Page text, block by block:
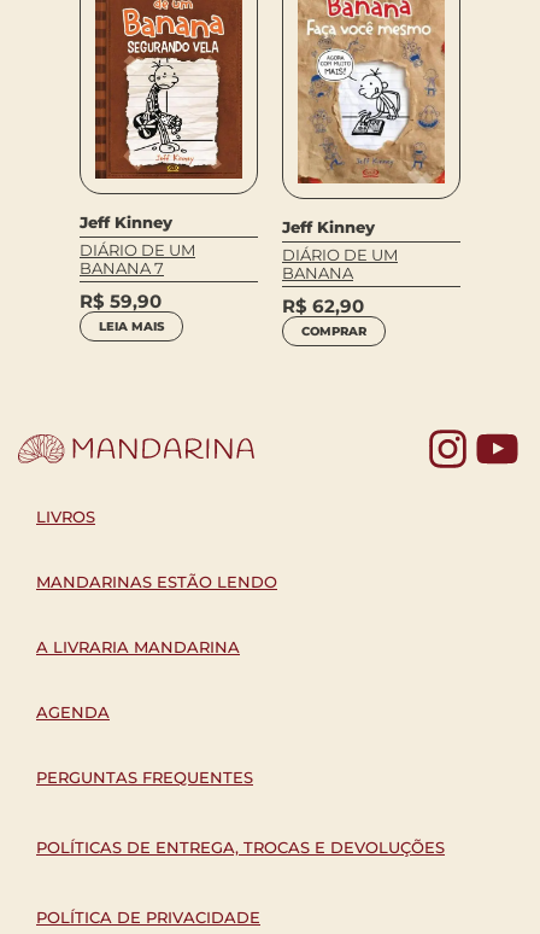
Jeff Kinney
DIÁRIO DE UM
BANANA 7
R$ 59,90
LEIA MAIS
Jeff Kinney
DIÁRIO DE UM
BANANA
R$ 62,90
COMPRAR
LIVROS
MANDARINAS ESTÃO LENDO
A LIVRARIA MANDARINA
AGENDA
PERGUNTAS FREQUENTES
POLÍTICAS DE ENTREGA, TROCAS E DEVOLUÇÕES
POLÍTICA DE PRIVACIDADE